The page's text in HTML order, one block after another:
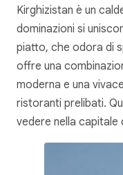
Kirghizistan è un
dominazioni si
piatto, che odora di
offre una
moderna e una
ristoranti prelibati.
vedere nella capitale